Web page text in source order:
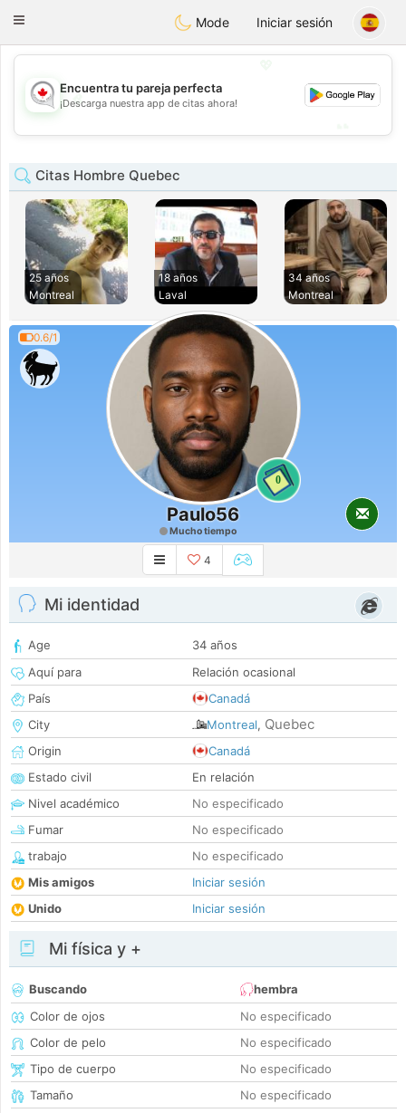
CANADIAN chat
Toggle
Mode Iniciar sesión
💖
💕
Encuentra tu pareja perfecta
¡Descarga nuestra app de citas ahora!
Citas Hombre Quebec
25 años
Montreal
18 años
Laval
34 años
Montreal
0.6/1
0
Paulo56
Mucho tiempo
4
Mi identidad
Age
34 años
Aquí para
Relación ocasional
País
Canadá
City
Montreal, Quebec
Origin
Canadá
Estado civil
En relación
Nivel académico
No especificado
Fumar
No especificado
trabajo
No especificado
Mis amigos
Iniciar sesión
Unido
Iniciar sesión
Mi física y +
Buscando
hembra
Color de ojos
No especificado
Color de pelo
No especificado
Tipo de cuerpo
No especificado
Tamaño
No especificado